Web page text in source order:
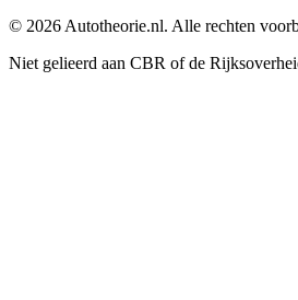
© 2026 Autotheorie.nl. Alle rechten
Niet gelieerd aan CBR of de